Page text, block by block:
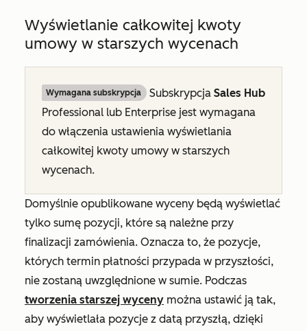
Wyświetlanie całkowitej kwoty
umowy w starszych wycenach
Wymagana subskrypcja Subskrypcja Sales Hub
Professional lub Enterprise jest wymagana
do włączenia ustawienia wyświetlania
całkowitej kwoty umowy w starszych
wycenach.
Domyślnie opublikowane wyceny będą wyświetlać
tylko sumę pozycji, które są należne przy
finalizacji zamówienia. Oznacza to, że pozycje,
których termin płatności przypada w przyszłości,
nie zostaną uwzględnione w sumie. Podczas
tworzenia starszej wyceny można ustawić ją tak,
aby wyświetlała pozycje z datą przyszłą, dzięki